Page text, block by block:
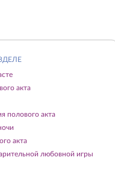
акта
полового акта
акта
любовной игры